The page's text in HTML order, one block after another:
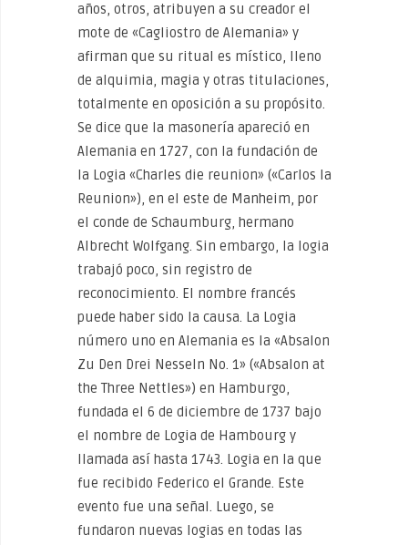
años, otros, atribuyen a su creador el
mote de «Cagliostro de Alemania» y
afirman que su ritual es místico, lleno
de alquimia, magia y otras titulaciones,
totalmente en oposición a su propósito.
Se dice que la masonería apareció en
Alemania en 1727, con la fundación de
la Logia «Charles die reunion» («Carlos la
Reunion»), en el este de Manheim, por
el conde de Schaumburg, hermano
Albrecht Wolfgang. Sin embargo, la logia
trabajó poco, sin registro de
reconocimiento. El nombre francés
puede haber sido la causa. La Logia
número uno en Alemania es la «Absalon
Zu Den Drei Nesseln No. 1» («Absalon at
the Three Nettles») en Hamburgo,
fundada el 6 de diciembre de 1737 bajo
el nombre de Logia de Hambourg y
llamada así hasta 1743. Logia en la que
fue recibido Federico el Grande. Este
evento fue una señal. Luego, se
fundaron nuevas logias en todas las